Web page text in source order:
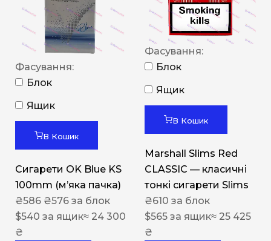
Фасування:
Блок
Ящик
В Кошик
Сигарети OK Blue KS
100mm (м’яка пачка)
₴586 ₴576 за блок
$540 за ящик≈ 24 300
₴
Фасування:
Блок
Ящик
В Кошик
Marshall Slims Red
CLASSIC — класичні
тонкі сигарети Slims
₴610 за блок
$565 за ящик≈ 25 425
₴